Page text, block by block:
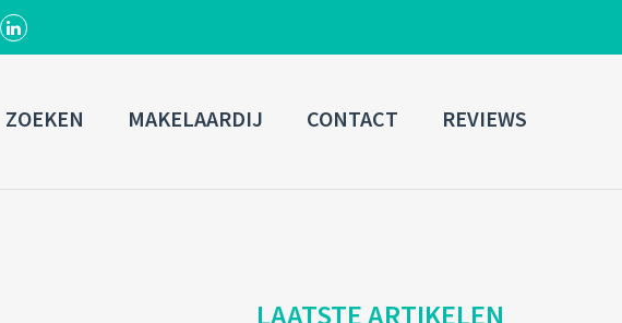
Username
Connect with:
ZOEKEN MAKELAARDIJ CONTACT REVIEWS
LAATSTE ARTIKELEN